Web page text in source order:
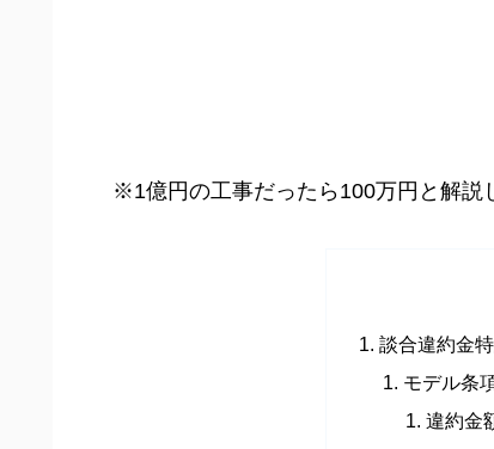
※1億円の工事だったら100万円と解説
談合違約金
モデル条
違約金